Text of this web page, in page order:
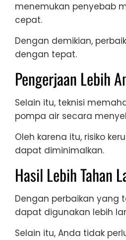
menemukan penyebab
cepat.
Dengan demikian,
dengan tepat.
Pengerjaan Lebih
Selain itu, teknisi
pompa air secara
Oleh karena itu, risiko
dapat diminimalkan.
Hasil Lebih Tahan
Dengan perbaikan yang
dapat digunakan lebih
Selain itu, Anda tidak